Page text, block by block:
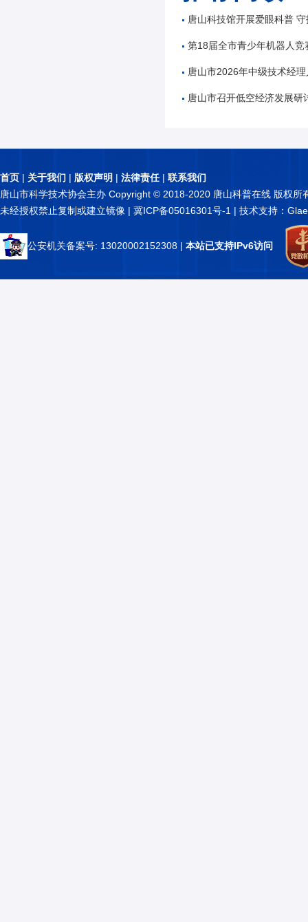
唐山科技馆开展爱眼科普 守
第18届全市青少年机器人竞
唐山市2026年中级技术经理人
唐山市召开低空经济发展研
首页 | 关于我们 | 版权声明 | 法律责任| 联系我们
唐山市科学技术协会主办 Copyright © 2018-2020 唐山科普在线 版权所
未经授权禁止复制或建立镜像 | 冀ICP备05016301号-1 | 技术支持：
公安机关备案号: 13020002152308 | 本站已支持IPv6访问